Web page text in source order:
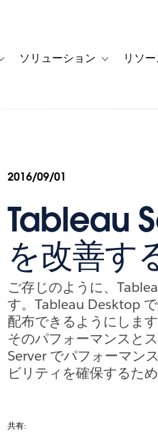
Toggle sub-navigation for カスタマース
ソリューション Toggle sub-
リソー
2016/09/01
Tableau
を改善す
ご存じのように、
す。Tableau Desktop
配布できるようにしま
そのパフォーマンスと
Server でパフォーマン
ビリティを確保するた
共有: